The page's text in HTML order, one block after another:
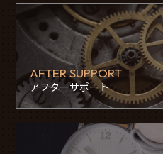
AFTER SUPPORT
アフターサポート